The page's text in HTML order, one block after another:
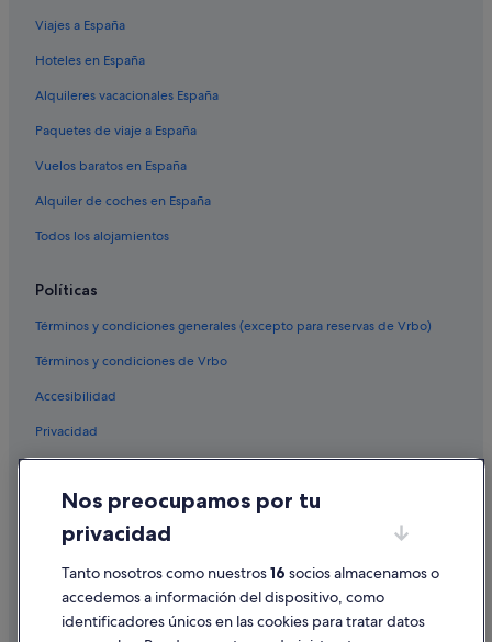
Viajes a España
Hoteles en España
Alquileres vacacionales España
Paquetes de viaje a España
Vuelos baratos en España
Alquiler de coches en España
Todos los alojamientos
Políticas
Términos y condiciones generales (excepto para reservas de Vrbo)
Términos y condiciones de Vrbo
Accesibilidad
Privacidad
Cookies
Condiciones de uso
Información legal/contacto
Pautas sobre el contenido y cómo denunciar contenido
Ayuda
Nos preocupamos por tu
privacidad
Tanto nosotros como nuestros16 socios almacenamos o
accedemos a información del dispositivo, como
identificadores únicos en las cookies para tratar datos